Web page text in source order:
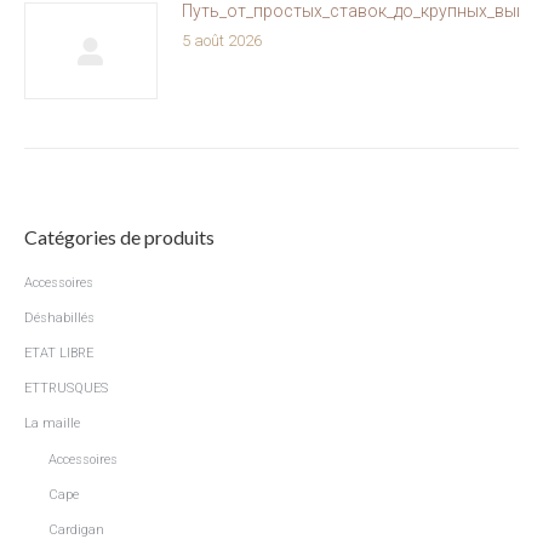
5 août 2026
Catégories de produits
Accessoires
Déshabillés
ETAT LIBRE
ETTRUSQUES
La maille
Accessoires
Cape
Cardigan